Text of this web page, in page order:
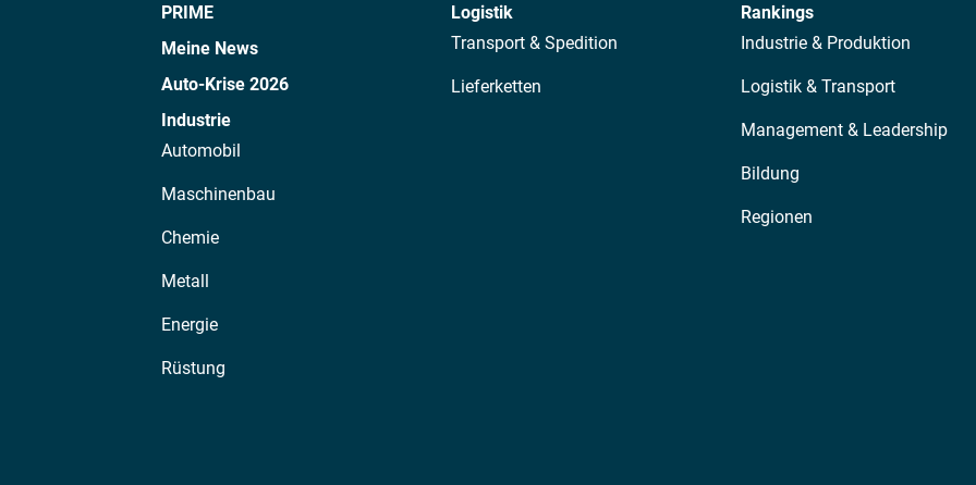
PRIME
Meine News
Auto-Krise 2026
Industrie
Automobil
Maschinenbau
Chemie
Metall
Energie
Rüstung
Logistik
Transport & Spedition
Lieferketten
Rankings
Industrie & Produktion
Logistik & Transport
Management & Leadership
Bildung
Regionen